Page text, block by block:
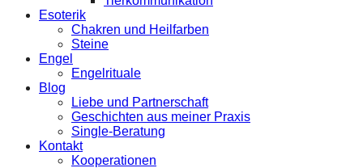
Esoterik
Chakren und Heilfarben
Steine
Engel
Engelrituale
Blog
Liebe und Partnerschaft
Geschichten aus meiner Praxis
Single-Beratung
Kontakt
Kooperationen